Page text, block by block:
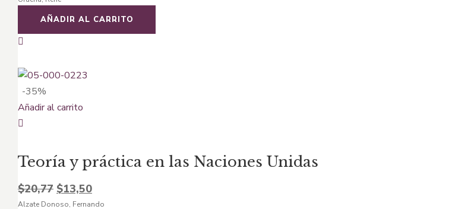
original
era:
actual
es:
AÑADIR AL CARRITO
-35%
Añadir al carrito
Teoría y práctica en las Naciones Unidas
$20,77 El
$13,50El
Alzate Donoso, Fernando